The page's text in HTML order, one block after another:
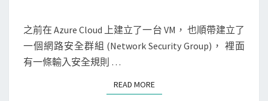
使
用
u
N
S
之前在 Azure Cloud 上建立了一台 VM， 也順帶建立了
一個網路安全群組 (Network Security Group)， 裡面
有一條輸入安全規則 …
READ MOREREAD MORE